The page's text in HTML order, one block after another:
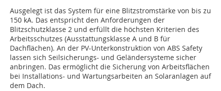
Ausgelegt ist das System für eine Blitzstromstärke von bis zu
150 kA. Das entspricht den Anforderungen der
Blitzschutzklasse 2 und erfüllt die höchsten Kriterien des
Arbeitsschutzes (Ausstattungsklasse A und B für
Dachflächen). An der PV-Unterkonstruktion von ABS Safety
lassen sich Seilsicherungs- und Geländersysteme sicher
anbringen. Das ermöglicht die Sicherung von Arbeitsflächen
bei Installations- und Wartungsarbeiten an Solaranlagen auf
dem Dach.